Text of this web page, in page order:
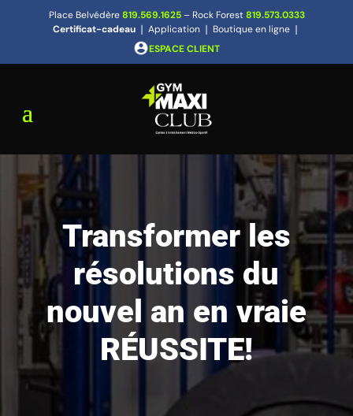
Place Belvédère819.569.1625– Rock Forest819.573.0333
Certificat-cadeau ❘ Application ❘ Boutique en ligne ❘
ESPACE CLIENT
Transformer les
résolutions du
nouvel an en vraie
RÉUSSITE!